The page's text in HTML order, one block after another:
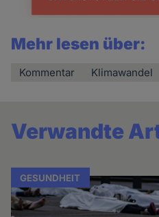
Mehr lesen über:
Kommentar Klimawandel
Verwandte
GESUNDHEIT